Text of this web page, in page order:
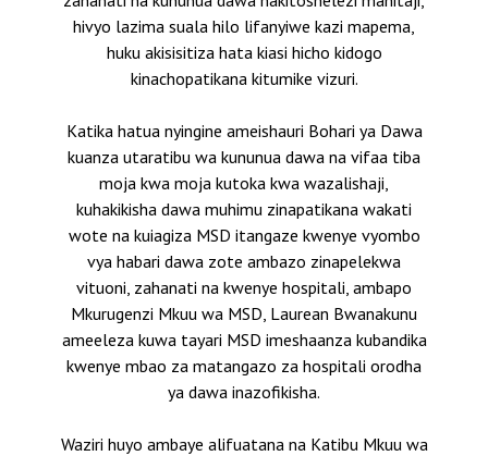
hivyo lazima suala hilo lifanyiwe kazi mapema,
huku akisisitiza hata kiasi hicho kidogo
kinachopatikana kitumike vizuri.
Katika hatua nyingine ameishauri Bohari ya Dawa
kuanza utaratibu wa kununua dawa na vifaa tiba
moja kwa moja kutoka kwa wazalishaji,
kuhakikisha dawa muhimu zinapatikana wakati
wote na kuiagiza MSD itangaze kwenye vyombo
vya habari dawa zote ambazo zinapelekwa
vituoni, zahanati na kwenye hospitali, ambapo
Mkurugenzi Mkuu wa MSD, Laurean Bwanakunu
ameeleza kuwa tayari MSD imeshaanza kubandika
kwenye mbao za matangazo za hospitali orodha
ya dawa inazofikisha.
Waziri huyo ambaye alifuatana na Katibu Mkuu wa